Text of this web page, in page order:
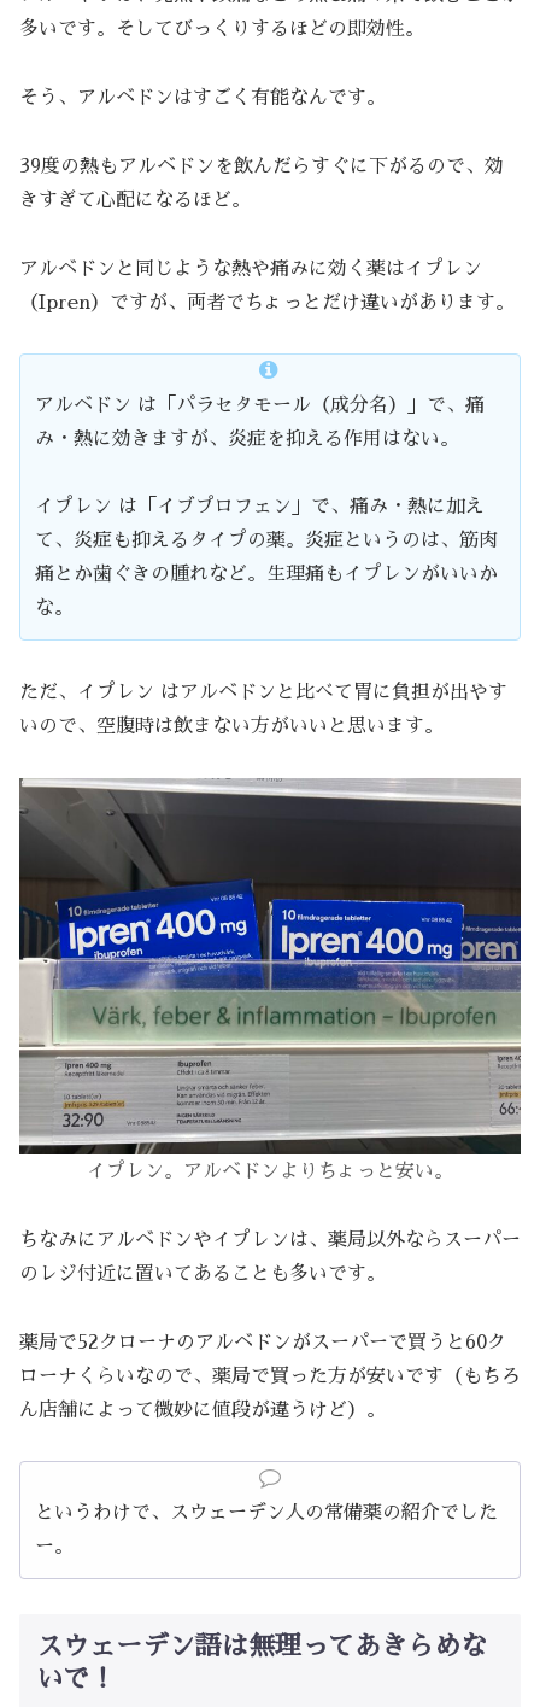
多いです。そしてびっくりするほどの即効性。
そう、アルベドンはすごく有能なんです。
39度の熱もアルベドンを飲んだらすぐに下がるので、効
きすぎて心配になるほど。
アルベドンと同じような熱や痛みに効く薬はイプレン
（Ipren）ですが、両者でちょっとだけ違いがあります。
アルベドン は「パラセタモール（成分名）」で、痛
み・熱に効きますが、炎症を抑える作用はない。
イプレン は「イブプロフェン」で、痛み・熱に加え
て、炎症も抑えるタイプの薬。炎症というのは、筋肉
痛とか歯ぐきの腫れなど。生理痛もイプレンがいいか
な。
ただ、イプレン はアルベドンと比べて胃に負担が出やす
いので、空腹時は飲まない方がいいと思います。
イプレン。アルベドンよりちょっと安い。
ちなみにアルベドンやイプレンは、薬局以外ならスーパー
のレジ付近に置いてあることも多いです。
薬局で52クローナのアルベドンがスーパーで買うと60ク
ローナくらいなので、薬局で買った方が安いです（もちろ
ん店舗によって微妙に値段が違うけど）。
というわけで、スウェーデン人の常備薬の紹介でした
ー。
スウェーデン語は無理ってあきらめな
いで！